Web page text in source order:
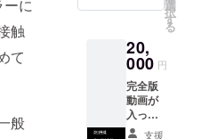
に
触
て
般
M L
LLの4種
類あり
ます。
備考欄
へ入れ
るお名
前とご
希望サ
選
択
す
る
20,
000 円
完全版
動画が
入った
DVD・
支援